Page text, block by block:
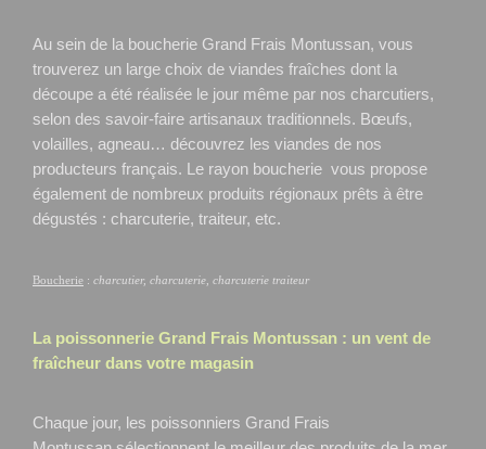
Au sein de la boucherie Grand Frais Montussan, vous
trouverez un large choix de viandes fraîches dont la
découpe a été réalisée le jour même par nos charcutiers,
selon des savoir-faire artisanaux traditionnels. Bœufs,
volailles, agneau… découvrez les viandes de nos
producteurs français. Le rayon boucherie vous propose
également de nombreux produits régionaux prêts à être
dégustés : charcuterie, traiteur, etc.
Boucherie : charcutier, charcuterie, charcuterie traiteur
La poissonnerie Grand Frais Montussan : un vent de
fraîcheur dans votre magasin
Chaque jour, les poissonniers Grand Frais